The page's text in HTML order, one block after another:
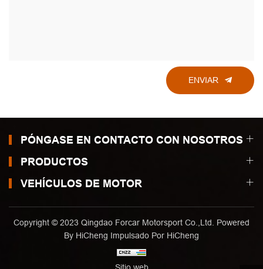
ENVIAR
PÓNGASE EN CONTACTO CON NOSOTROS
PRODUCTOS
VEHÍCULOS DE MOTOR
Copyright © 2023 Qingdao Forcar Motorsport Co.,Ltd. Powered
By HiCheng Impulsado Por HiCheng